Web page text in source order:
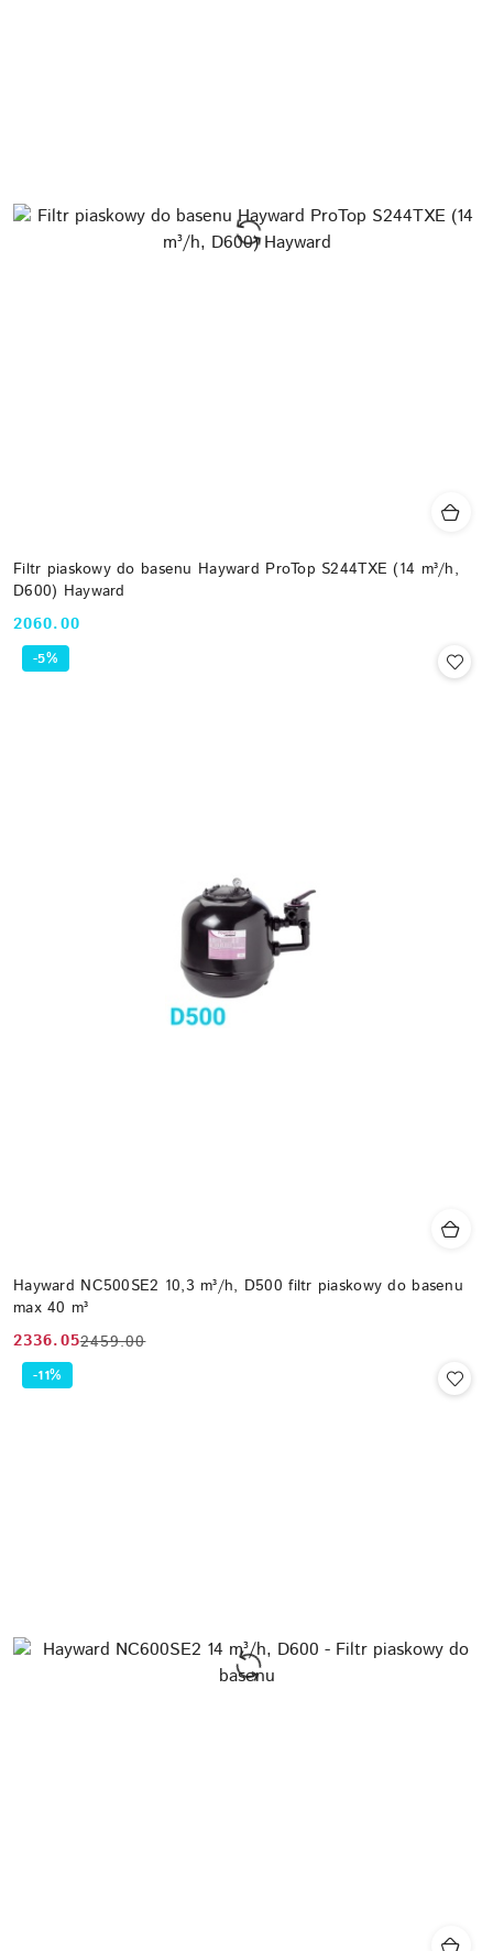
Filtr piaskowy do basenu Hayward ProTop S244TXE (14 m³/h,
D600) Hayward
Cena:
2060.00
Hayward NC500SE2 10,3 m³/h, D500 filtr piaskowy do basenu
max 40 m³
Cena
promocyjna:
2336.05
Cena
przed
2459.00
-5%
-11%